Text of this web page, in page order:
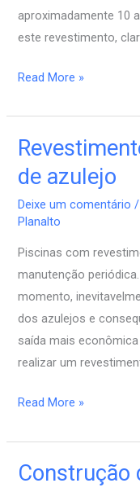
aproximadamente 10
este revestimento,
Read More »
de azulejo
Deixe um comentário
Planalto
Piscinas com
manutenção
momento,
dos azulejos e
saída mais
realizar um
Revestimento
de
vinil
em
de
azulejo
Read More »
Construção
Construção